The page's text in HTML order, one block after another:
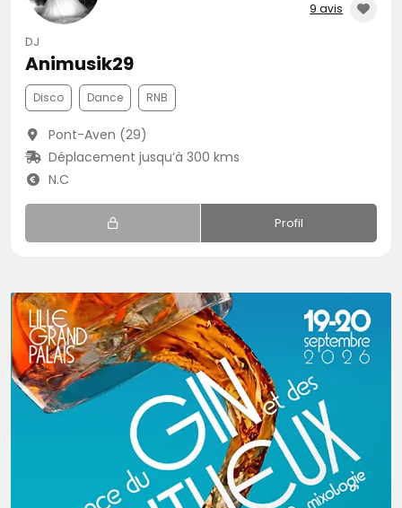
9 avis
DJ
Animusik29
Disco Dance RNB
Pont-Aven (29)
Déplacement jusqu’à 300 kms
N.C
Profil